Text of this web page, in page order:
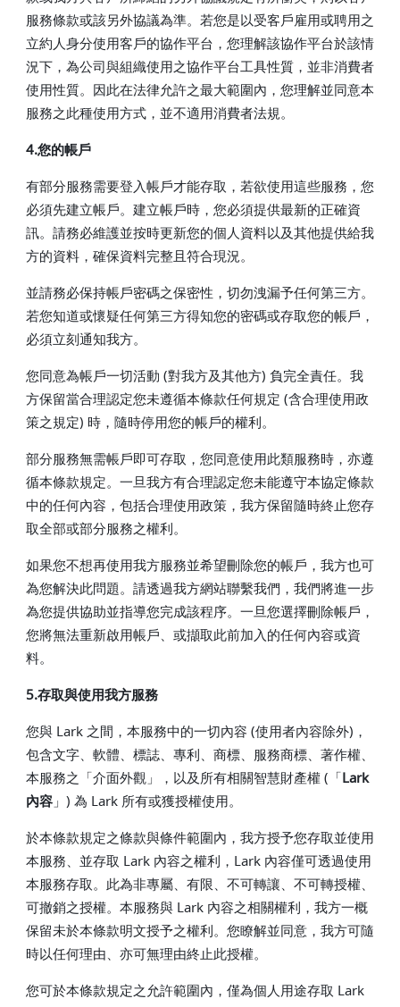
服務條款或該另外協議為準。若您是以受客戶雇用或聘用之
立約人身分使用客戶的協作平台，您理解該協作平台於該情
況下，為公司與組織使用之協作平台工具性質，並非消費者
使用性質。因此在法律允許之最大範圍內，您理解並同意本
服務之此種使用方式，並不適用消費者法規。
4.您的帳戶
有部分服務需要登入帳戶才能存取，若欲使用這些服務，您
必須先建立帳戶。建立帳戶時，您必須提供最新的正確資
訊。請務必維護並按時更新您的個人資料以及其他提供給我
方的資料，確保資料完整且符合現況。
並請務必保持帳戶密碼之保密性，切勿洩漏予任何第三方。
若您知道或懷疑任何第三方得知您的密碼或存取您的帳戶，
必須立刻通知我方。
您同意為帳戶一切活動 (對我方及其他方) 負完全責任。我
方保留當合理認定您未遵循本條款任何規定 (含合理使用政
策之規定) 時，隨時停用您的帳戶的權利。
部分服務無需帳戶即可存取，您同意使用此類服務時，亦遵
循本條款規定。一旦我方有合理認定您未能遵守本協定條款
中的任何內容，包括合理使用政策，我方保留隨時終止您存
取全部或部分服務之權利。
如果您不想再使用我方服務並希望刪除您的帳戶，我方也可
為您解決此問題。請透過我方網站聯繫我們，我們將進一步
為您提供協助並指導您完成該程序。一旦您選擇刪除帳戶，
您將無法重新啟用帳戶、或擷取此前加入的任何內容或資
料。
5.存取與使用我方服務
您與 Lark 之間，本服務中的一切內容 (使用者內容除外)，
包含文字、軟體、標誌、專利、商標、服務商標、著作權、
本服務之「介面外觀」，以及所有相關智慧財產權 (「Lark
內容」) 為 Lark 所有或獲授權使用。
於本條款規定之條款與條件範圍內，我方授予您存取並使用
本服務、並存取 Lark 內容之權利，Lark 內容僅可透過使用
本服務存取。此為非專屬、有限、不可轉讓、不可轉授權、
可撤銷之授權。本服務與 Lark 內容之相關權利，我方一概
保留未於本條款明文授予之權利。您瞭解並同意，我方可隨
時以任何理由、亦可無理由終止此授權。
您可於本條款規定之允許範圍內，僅為個人用途存取 Lark